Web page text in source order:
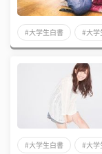
#大学生白書 #大学
#大学生白書 #大学